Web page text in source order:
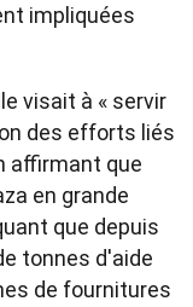
impliquées
visait à « servir
des efforts liés
affirmant que
en grande
que depuis
tonnes d'aide
de fournitures